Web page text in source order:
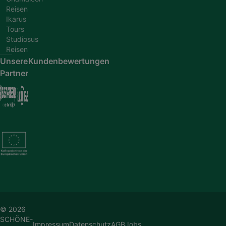
Reisen
Ikarus
Tours
Studiosus
Reisen
Unsere
Partner
Kundenbewertungen
© 2026
SCHÖNE-
ImpressumDatenschutzAGBJobs